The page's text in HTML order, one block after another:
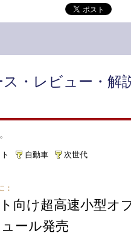
・レビュー・解
自動車 次世代
：
向け超高速小型オ
ール発売